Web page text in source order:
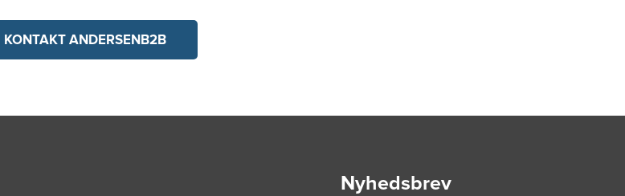
KONTAKT ANDERSENB2B
Nyhedsbrev